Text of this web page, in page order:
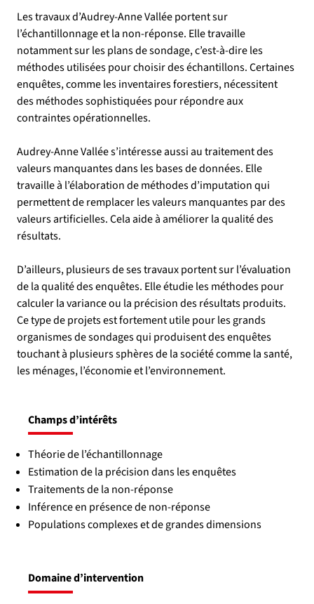
Champs d’intérêts
Théorie de l’échantillonnage
Estimation de la précision dans les enquêtes
Traitements de la non-réponse
Inférence en présence de non-réponse
Populations complexes et de grandes dimensions
Domaine d’intervention
Les travaux d’Audrey-Anne Vallée portent sur
l’échantillonnage et la non-réponse. Elle travaille
notamment sur les plans de sondage, c’est-à-dire les
méthodes utilisées pour choisir des échantillons. Certaines
enquêtes, comme les inventaires forestiers, nécessitent
des méthodes sophistiquées pour répondre aux
contraintes opérationnelles.
Audrey-Anne Vallée s’intéresse aussi au traitement des
valeurs manquantes dans les bases de données. Elle
travaille à l’élaboration de méthodes d’imputation qui
permettent de remplacer les valeurs manquantes par des
valeurs artificielles. Cela aide à améliorer la qualité des
résultats.
D’ailleurs, plusieurs de ses travaux portent sur l’évaluation
de la qualité des enquêtes. Elle étudie les méthodes pour
calculer la variance ou la précision des résultats produits.
Ce type de projets est fortement utile pour les grands
organismes de sondages qui produisent des enquêtes
touchant à plusieurs sphères de la société comme la santé,
les ménages, l’économie et l’environnement.